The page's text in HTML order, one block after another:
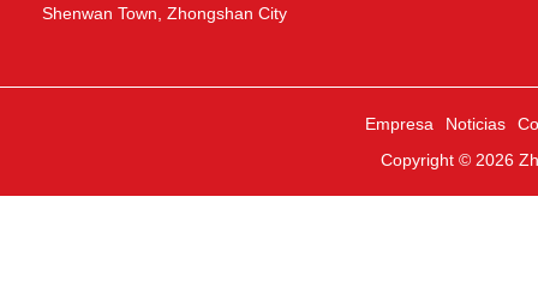
Shenwan Town, Zhongshan City
Empresa Noticias
Copyright © 2026